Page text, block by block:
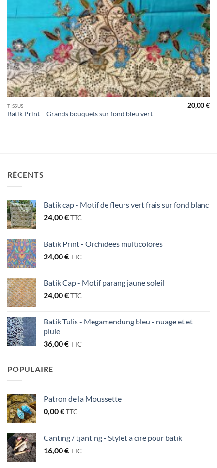
TISSUS
Batik Print – Grands bouquets sur fond bleu vert
20,00€
RÉCENTS
Batik cap - Motif de fleurs vert frais sur fond blanc
24,00€TTC
Batik Print - Orchidées multicolores
24,00€TTC
Batik Cap - Motif parang jaune soleil
24,00€TTC
Batik Tulis - Megamendung bleu - nuage et et
pluie
36,00€TTC
POPULAIRE
Patron de la Moussette
0,00€TTC
Canting / tjanting - Stylet à cire pour batik
16,00€TTC